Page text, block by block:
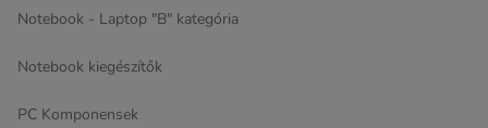
Notebook - Laptop "B" kategória
Notebook kiegészítők
PC Komponensek